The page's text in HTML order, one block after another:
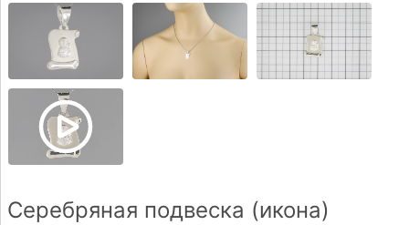
Остальное
Доставка
Оплата
Серебряная подвеска (икона)